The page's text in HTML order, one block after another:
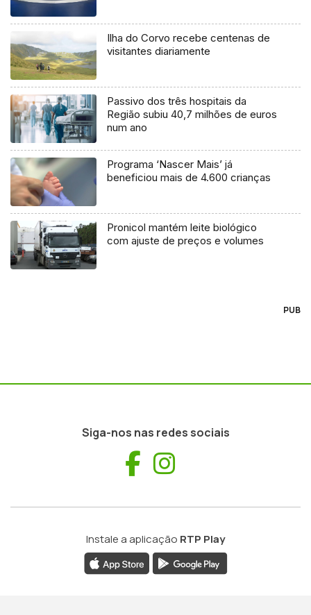
Ilha do Corvo recebe centenas de
visitantes diariamente
Passivo dos três hospitais da
Região subiu 40,7 milhões de euros
num ano
Programa ‘Nascer Mais’ já
beneficiou mais de 4.600 crianças
Pronicol mantém leite biológico
com ajuste de preços e volumes
PUB
Siga-nos nas redes sociais
Facebook
Instale a aplicação RTP Play